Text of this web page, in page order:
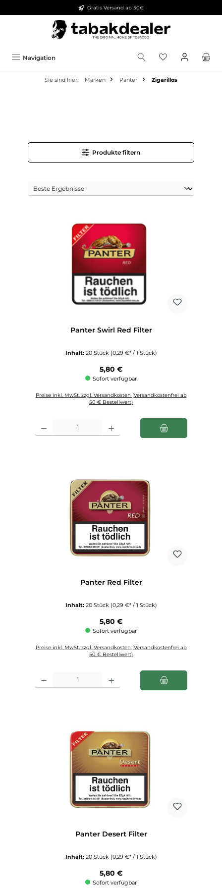
Gratis Versand ab 50€
Navigation
Sie sind hier: Marken Panter Zigarillos
Produkte filtern
Panter Swirl Red Filter
Inhalt: 20 Stück (0,29 €* / 1 Stück)
Regulärer Preis:
5,80 €
Sofort verfügbar
Preise inkl. MwSt. zzgl. Versandkosten (Versandkostenfrei ab
50 € Bestellwert)
Produkt Anzahl: Gib den gewünschten Wert ein oder benutze die
Panter Red Filter
Inhalt: 20 Stück (0,29 €* / 1 Stück)
Regulärer Preis:
5,80 €
Sofort verfügbar
Preise inkl. MwSt. zzgl. Versandkosten (Versandkostenfrei ab
50 € Bestellwert)
Panter Desert Filter
Inhalt: 20 Stück (0,29 €* / 1 Stück)
Regulärer Preis:
5,80 €
Sofort verfügbar